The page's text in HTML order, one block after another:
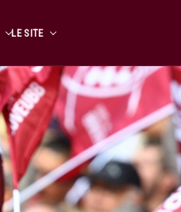
LE SITE